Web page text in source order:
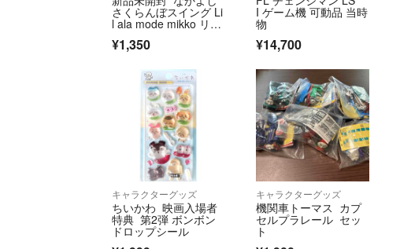
さくらんぼスイング Li
l ala mode mikko リル
アラモード スフレ ム
ース ガチャ
¥1,350
I ゲーム機 可動品 当時
物
¥14,700
キャラクターグッズ
ちいかわ 映画入場者
特典 第2弾 ボンボン
ドロップシール
キャラクターグッズ
機関車トーマス カプ
セルプラレール セッ
ト